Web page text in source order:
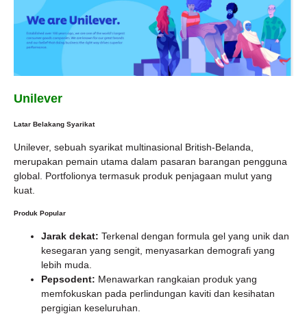
Unilever
Latar Belakang Syarikat
Unilever, sebuah syarikat multinasional British-Belanda,
merupakan pemain utama dalam pasaran barangan pengguna
global. Portfolionya termasuk produk penjagaan mulut yang
kuat.
Produk Popular
Jarak dekat: Terkenal dengan formula gel yang unik dan
kesegaran yang sengit, menyasarkan demografi yang
lebih muda.
Pepsodent: Menawarkan rangkaian produk yang
memfokuskan pada perlindungan kaviti dan kesihatan
pergigian keseluruhan.